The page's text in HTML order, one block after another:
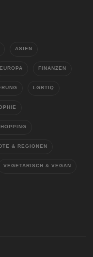
ASIEN
EUROPA FINANZEN
LGBTIQ
& REGIONEN
VEGETARISCH & VEGAN